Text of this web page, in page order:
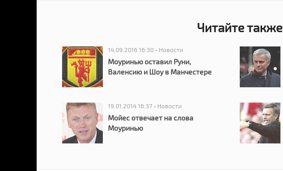
Читайте также
14.09.2016 16:30 • Новости
Моуринью оставил Руни,
Валенсию и Шоу в Манчестере
19.01.2014 16:37 • Новости
Мойес отвечает на слова
Моуринью